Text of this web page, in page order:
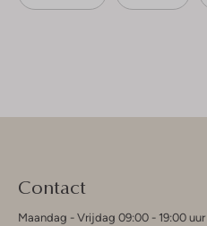
Contact
Maandag - Vrijdag 09:00 - 19:00 uur